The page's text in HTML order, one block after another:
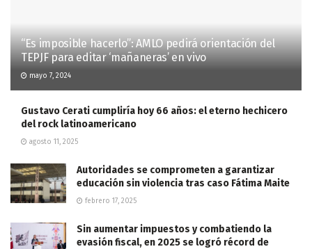
“Es imposible hacerlo”: AMLO pedirá orientación del
TEPJF para editar ‘mañaneras’ en vivo
mayo 7, 2024
Gustavo Cerati cumpliría hoy 66 años: el eterno hechicero
del rock latinoamericano
agosto 11, 2025
Autoridades se comprometen a garantizar
educación sin violencia tras caso Fátima Maite
febrero 17, 2025
Sin aumentar impuestos y combatiendo la
evasión fiscal, en 2025 se logró récord de